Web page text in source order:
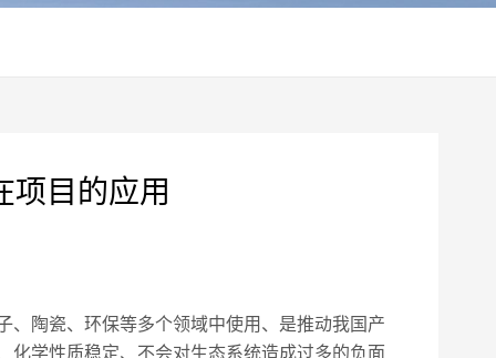
项目的应用
陶瓷、环保等多个领域中使用、是推动我国产
化学性质稳定、不会对生态系统造成过多的负面